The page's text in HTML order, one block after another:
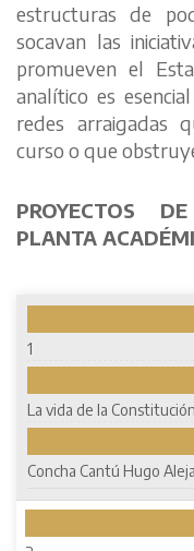
estructuras de
socavan las
promueven el
analítico es
redes arraigadas
curso o que
PROYECTOS
PLANTA
1
La vida de la
Concha Cantú Hugo